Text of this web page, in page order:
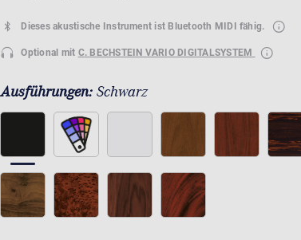
Dieses akustische Instrument ist Bluetooth MIDI fähig.
Optional mit C. BECHSTEIN VARIO DIGITALSYSTEM
Ausführungen: Schwarz